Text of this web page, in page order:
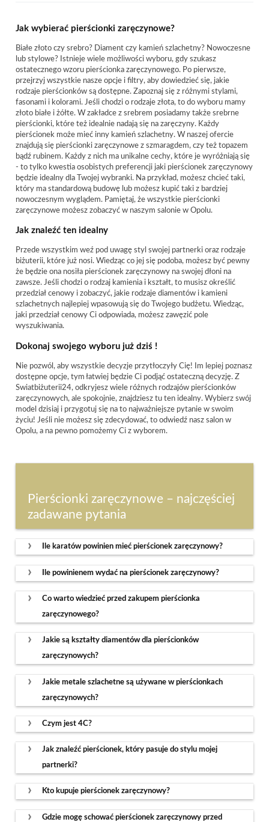
Jak wybierać pierścionki zaręczynowe?
Białe złoto czy srebro? Diament czy kamień szlachetny? Nowoczesne
lub stylowe? Istnieje wiele możliwości wyboru, gdy szukasz
ostatecznego wzoru pierścionka zaręczynowego. Po pierwsze,
przejrzyj wszystkie nasze opcje i filtry, aby dowiedzieć się, jakie
rodzaje pierścionków są dostępne. Zapoznaj się z różnymi stylami,
fasonami i kolorami. Jeśli chodzi o rodzaje złota, to do wyboru mamy
złoto białe i żółte. W zakładce z srebrem posiadamy także srebrne
pierścionki, które też idealnie nadają się na zaręczyny. Każdy
pierścionek może mieć inny kamień szlachetny. W naszej ofercie
znajdują się pierścionki zaręczynowe z szmaragdem, czy też topazem
bądź rubinem. Każdy z nich ma unikalne cechy, które je wyróżniają się
- to tylko kwestia osobistych preferencji jaki pierścionek zaręczynowy
będzie idealny dla Twojej wybranki. Na przykład, możesz chcieć taki,
który ma standardową budowę lub możesz kupić taki z bardziej
nowoczesnym wyglądem. Pamiętaj, że wszystkie pierścionki
zaręczynowe możesz zobaczyć w naszym salonie w Opolu.
Jak znaleźć ten idealny
Przede wszystkim weź pod uwagę styl swojej partnerki oraz rodzaje
biżuterii, które już nosi. Wiedząc co jej się podoba, możesz być pewny
że będzie ona nosiła pierścionek zaręczynowy na swojej dłoni na
zawsze. Jeśli chodzi o rodzaj kamienia i kształt, to musisz określić
przedział cenowy i zobaczyć, jakie rodzaje diamentów i kamieni
szlachetnych najlepiej wpasowują się do Twojego budżetu. Wiedząc,
jaki przedział cenowy Ci odpowiada, możesz zawęzić pole
wyszukiwania.
Dokonaj swojego wyboru już dziś !
Nie pozwól, aby wszystkie decyzje przytłoczyły Cię! Im lepiej poznasz
dostępne opcje, tym łatwiej będzie Ci podjąć ostateczną decyzję. Z
Swiatbiżuterii24, odkryjesz wiele różnych rodzajów pierścionków
zaręczynowych, ale spokojnie, znajdziesz tu ten idealny. Wybierz swój
model dzisiaj i przygotuj się na to najważniejsze pytanie w swoim
życiu! Jeśli nie możesz się zdecydować, to odwiedź nasz salon w
Opolu, a na pewno pomożemy Ci z wyborem.
Pierścionki zaręczynowe – najczęściej
zadawane pytania
Ile karatów powinien mieć pierścionek zaręczynowy?
Ile powinienem wydać na pierścionek zaręczynowy?
Co warto wiedzieć przed zakupem pierścionka
zaręczynowego?
Jakie są kształty diamentów dla pierścionków
zaręczynowych?
Jakie metale szlachetne są używane w pierścionkach
zaręczynowych?
Czym jest 4C?
Jak znaleźć pierścionek, który pasuje do stylu mojej
partnerki?
Kto kupuje pierścionek zaręczynowy?
Gdzie mogę schować pierścionek zaręczynowy przed